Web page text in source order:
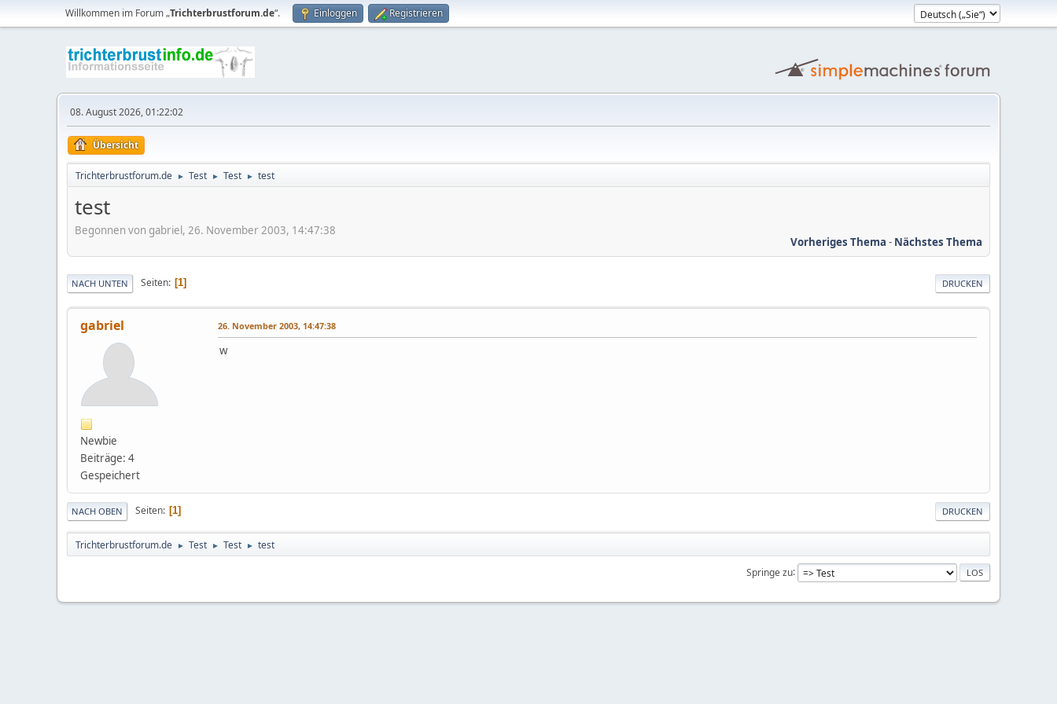
Willkommen im Forum „Trichterbrustforum.de“. Einloggen Registrieren
08. August 2026, 01:22:02
Übersicht
Trichterbrustforum.de ► Test ► Test ► test
test
Begonnen von gabriel, 26. November 2003, 14:47:38
Vorheriges Thema - Nächstes Thema
DRUCKEN
NACH UNTEN Seiten 1
gabriel
Newbie
Beiträge: 4
Gespeichert
26. November 2003, 14:47:38
w
DRUCKEN
NACH OBEN Seiten 1
Trichterbrustforum.de ► Test ► Test ► test
Springe zu